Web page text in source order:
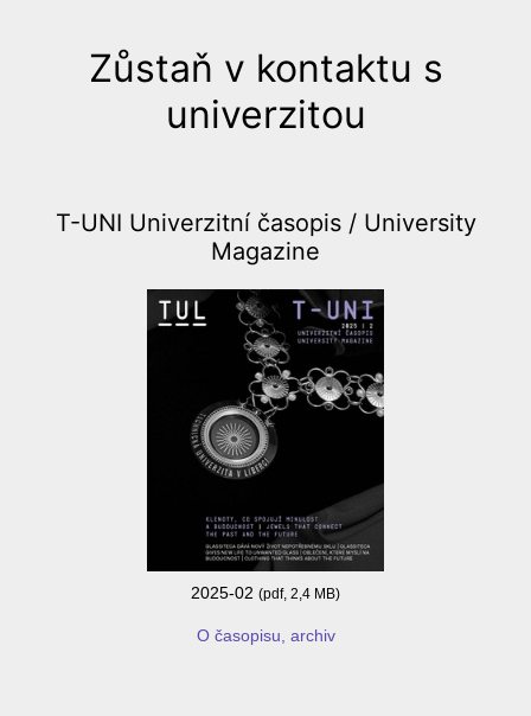
Zůstaň v kontaktu s
univerzitou
T-UNI Univerzitní časopis / University
Magazine
2025-02 (pdf, 2,4 MB)
O časopisu, archiv